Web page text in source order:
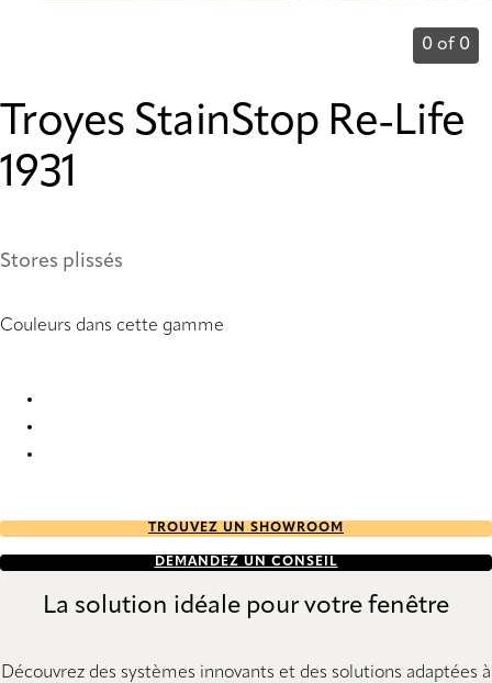
0 of 0
Troyes StainStop Re-Life
1931
Stores plissés
Couleurs dans cette gamme
TROUVEZ UN SHOWROOM
DEMANDEZ UN CONSEIL
La solution idéale pour votre fenêtre
Découvrez des systèmes innovants et des solutions adaptées à